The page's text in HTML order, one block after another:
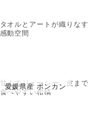
タオルとアートが織りなす
感動空間
愛媛県産 ポンカン
甘くてジューシー、皮まで
食べやすい柑橘